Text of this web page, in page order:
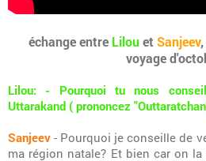
échange entre Lilouet Sanjeev
voyage
Lilou: - Pourquoi tu nous
Uttarakand ( prononcez
Sanjeev - Pourquoi je conseille de
ma région natale? Et bien car on